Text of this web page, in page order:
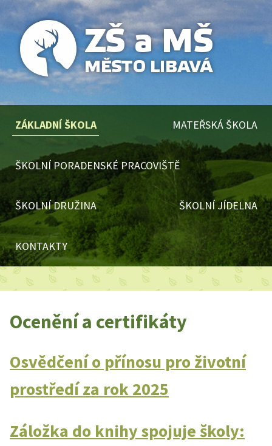
ZÁKLADNÍ ŠKOLA MATEŘSKÁ ŠKOLA
ŠKOLNÍ PORADENSKÉ PRACOVIŠTĚ
ŠKOLNÍ DRUŽINA ŠKOLNÍ JÍDELNA
KONTAKTY
Ocenění a certifikáty
Osvědčení o přínosu pro životní
prostředí za rok 2025
Záložka do knihy spojuje školy: